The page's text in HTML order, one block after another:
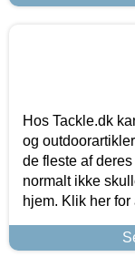
Hos Tackle.dk
og
de fleste af
normalt ikke
hjem. Klik her